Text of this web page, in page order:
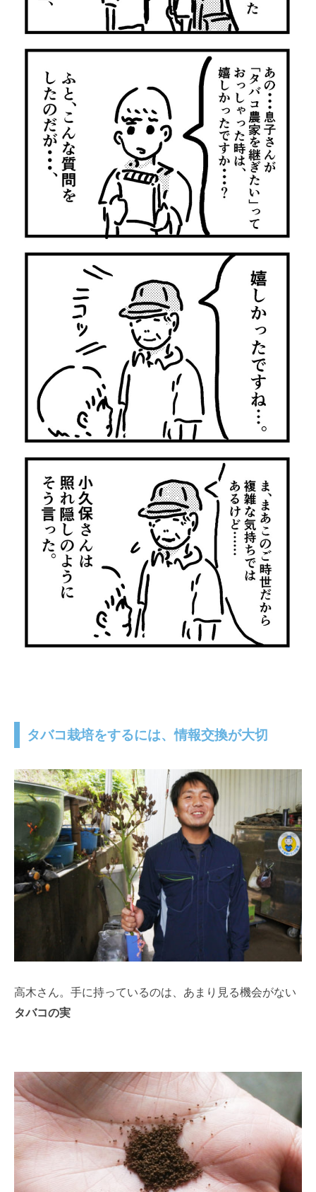
タバコ栽培をするには、情報交換が大切
高木さん。手に持っているのは、あまり見る機会がない
タバコの実